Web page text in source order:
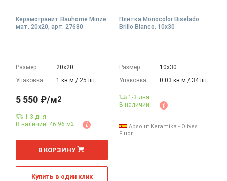
Керамогранит Bauhome Minze
мат, 20x20, арт. 27680
Размер
20х20
Упаковка
1 кв.м./ 25 шт.
5 550 ₽/м2
1-3 дня
В наличии: 46.96 м2
м
В КОРЗИНУ
Купить в один клик
Плитка Monocolor Biselado
Brillo Blanco, 10x30
Размер
10х30
Упаковка
0.03 кв.м./ 34 шт.
1-3 дня
В наличии:
Absolut Keramika - Olives
Fluor